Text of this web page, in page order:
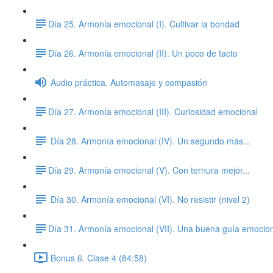
​Día 25. Armonía emocional (I). Cultivar la bondad
​Día 26. Armonía emocional (II). Un poco de tacto
Audio práctica. Automasaje y compasión
​Día 27. Armonía emocional (III). Curiosidad emocional
Día 28. Armonía emocional (IV). Un segundo más...
​Día 29. Armonía emocional (V). Con ternura mejor...
Día 30. Armonía emocional (VI). No resistir (nivel 2)
​Día 31. Armonía emocional (VII). Una buena guía
Bonus 6. Clase 4 (84:58)